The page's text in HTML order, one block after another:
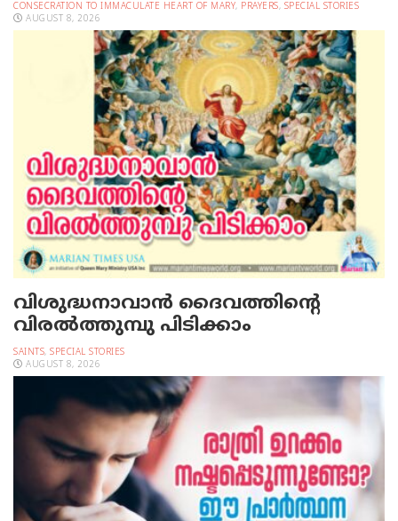
CONSECRATION TO IMMACULATE HEART OF MARY, PRAYERS, SPECIAL STORIES
AUGUST 8, 2026
വിശുദ്ധനാവാന്‍ ദൈവത്തിന്റെ
വിരല്‍ത്തുമ്പു പിടിക്കാം
SAINTS, SPECIAL STORIES
AUGUST 8, 2026